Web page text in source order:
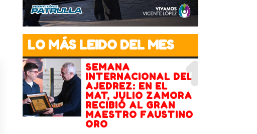
LO MÁS LEIDO DEL MES
1
SEMANA
INTERNACIONAL DEL
AJEDREZ: EN EL
MAT, JULIO ZAMORA
RECIBIÓ AL GRAN
MAESTRO FAUSTINO
ORO